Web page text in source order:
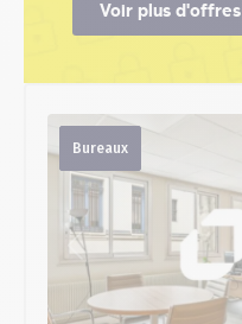
Voir plus d'offres
Bureaux